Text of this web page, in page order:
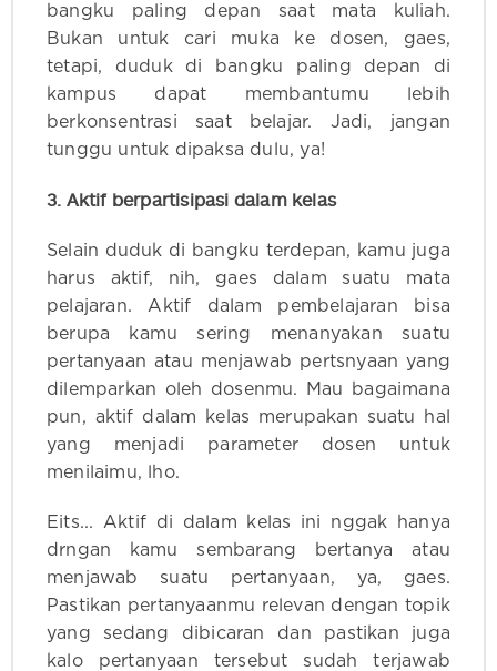
bangku paling depan saat mata kuliah.
Bukan untuk cari muka ke dosen, gaes,
tetapi, duduk di bangku paling depan di
kampus dapat membantumu lebih
berkonsentrasi saat belajar. Jadi, jangan
tunggu untuk dipaksa dulu, ya!
3. Aktif berpartisipasi dalam kelas
Selain duduk di bangku terdepan, kamu juga
harus aktif, nih, gaes dalam suatu mata
pelajaran. Aktif dalam pembelajaran bisa
berupa kamu sering menanyakan suatu
pertanyaan atau menjawab pertsnyaan yang
dilemparkan oleh dosenmu. Mau bagaimana
pun, aktif dalam kelas merupakan suatu hal
yang menjadi parameter dosen untuk
menilaimu, lho.
Eits... Aktif di dalam kelas ini nggak hanya
drngan kamu sembarang bertanya atau
menjawab suatu pertanyaan, ya, gaes.
Pastikan pertanyaanmu relevan dengan topik
yang sedang dibicaran dan pastikan juga
kalo pertanyaan tersebut sudah terjawab